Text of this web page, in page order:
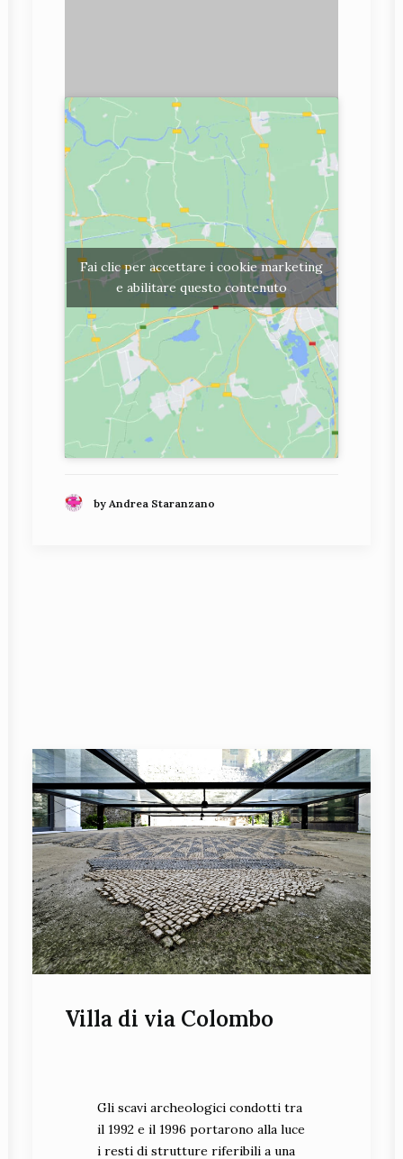
Fai clic per accettare i cookie marketing
e abilitare questo contenuto
by Andrea Staranzano
Villa di via Colombo
Gli scavi archeologici condotti tra
il 1992 e il 1996 portarono alla luce
i resti di strutture riferibili a una